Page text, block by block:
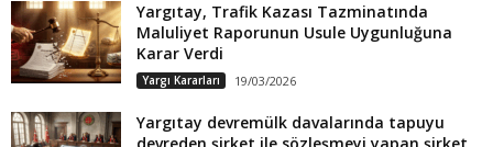
Yargıtay, Trafik Kazası Tazminatında
Maluliyet Raporunun Usule Uygunluğuna
Karar Verdi
Yargı Kararları 19/03/2026
Yargıtay devremülk davalarında tapuyu